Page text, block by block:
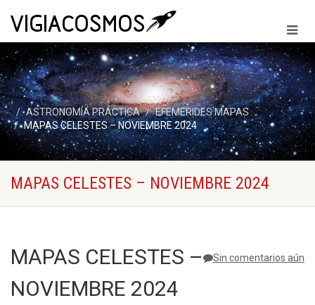
ASTRONOMÍA PRÁCTICA
EFEMERIDES MAPAS
MAPAS CELESTES – NOVIEMBRE 2024
MAPAS CELESTES – NOVIEMBRE 2024
Sin comentarios aún
MAPAS CELESTES –
NOVIEMBRE 2024